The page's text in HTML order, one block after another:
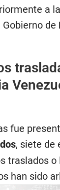
a
de
fue
, siete de
traslados
han sido